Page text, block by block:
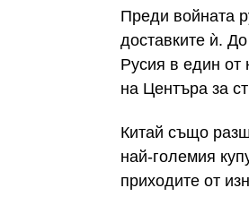
Преди войната
доставките ѝ.
Русия в един от
на Центъра за
Китай също
най-големия
приходите от